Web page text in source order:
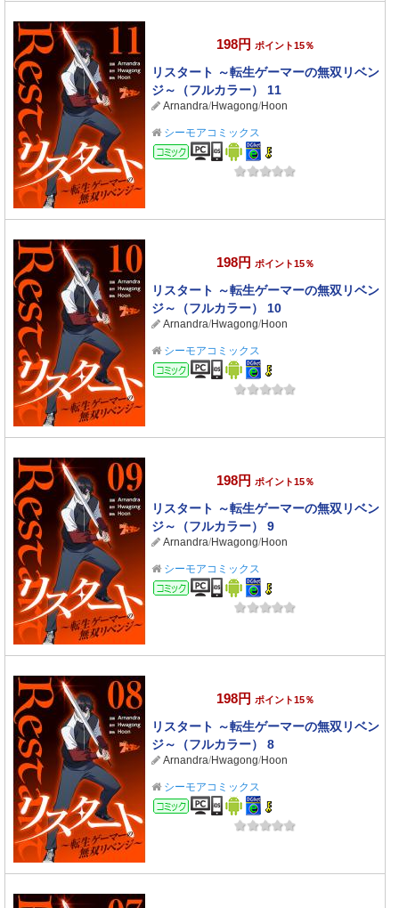
198円 ポイント15％
リスタート ～転生ゲーマーの無双リベン
ジ～（フルカラー） 11
Arnandra/Hwagong/Hoon
シーモアコミックス
コミック
198円 ポイント15％
リスタート ～転生ゲーマーの無双リベン
ジ～（フルカラー） 10
Arnandra/Hwagong/Hoon
シーモアコミックス
コミック
198円 ポイント15％
リスタート ～転生ゲーマーの無双リベン
ジ～（フルカラー） 9
Arnandra/Hwagong/Hoon
シーモアコミックス
コミック
198円 ポイント15％
リスタート ～転生ゲーマーの無双リベン
ジ～（フルカラー） 8
Arnandra/Hwagong/Hoon
シーモアコミックス
コミック